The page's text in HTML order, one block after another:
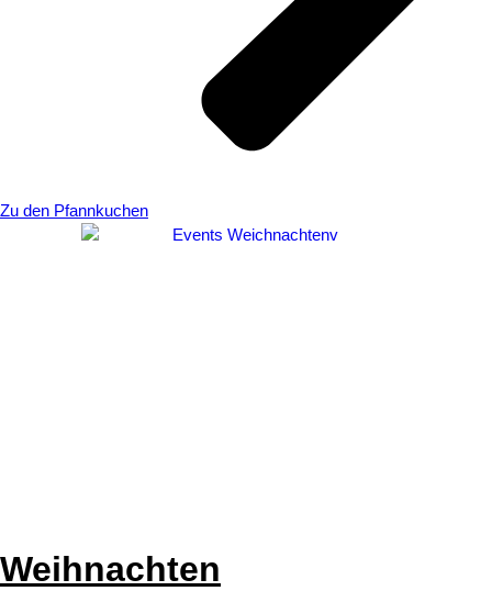
Zu den Pfannkuchen
Weihnachten